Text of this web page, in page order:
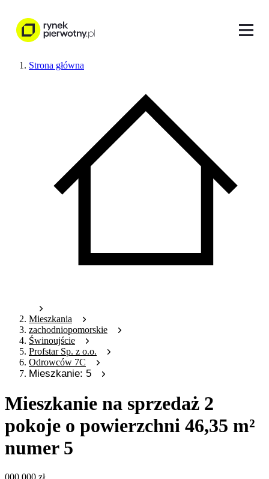
Strona główna
Mieszkania
zachodniopomorskie
Świnoujście
Profstar Sp. z o.o.
Odrowców 7C
Mieszkanie: 5
Mieszkanie na sprzedaż 2
pokoje o powierzchni 46,35 m²
numer 5